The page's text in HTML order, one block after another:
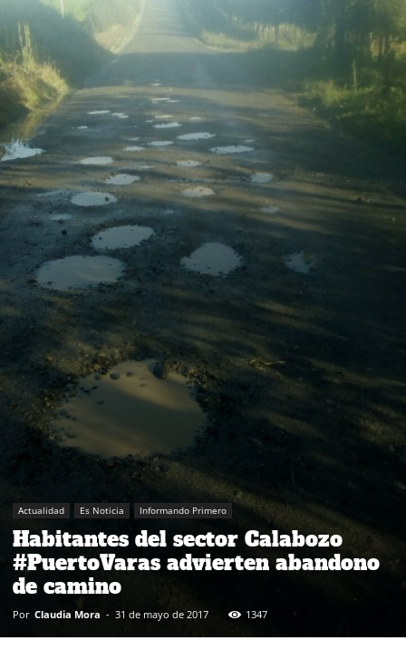
Actualidad Es Noticia Informando Primero
Habitantes del sector Calabozo
#PuertoVaras advierten abandono
de camino
Por Claudia Mora - 31 de mayo de 2017 1347